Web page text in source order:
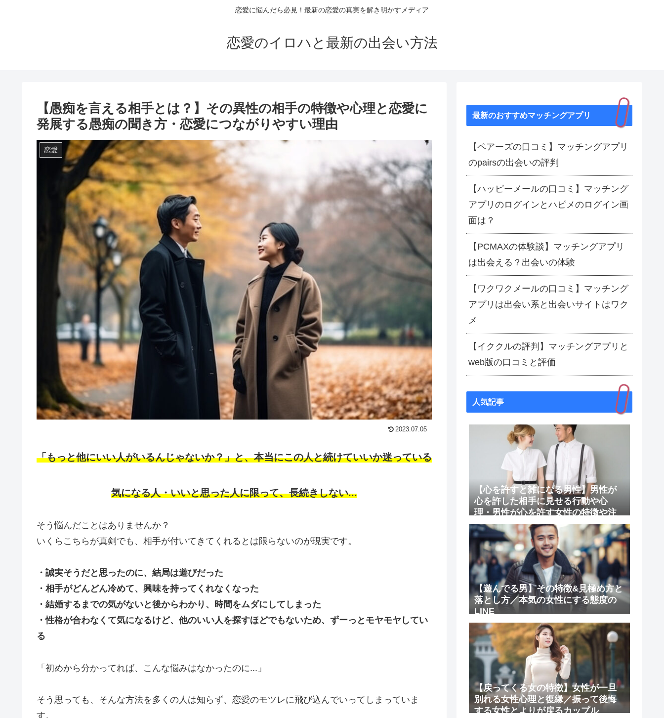
恋愛に悩んだら必見！最新の恋愛の真実を解き明かすメディア
恋愛のイロハと最新の出会い方法
【愚痴を言える相手とは？】その異性の相手の特徴や心理と恋愛に
発展する愚痴の聞き方・恋愛につながりやすい理由
恋愛
2023.07.05
最新のおすすめマッチングアプリ
【ペアーズの口コミ】マッチングアプリ
のpairsの出会いの評判
【ハッピーメールの口コミ】マッチング
アプリのログインとハピメのログイン画
面は？
【PCMAXの体験談】マッチングアプリ
は出会える？出会いの体験
【ワクワクメールの口コミ】マッチング
アプリは出会い系と出会いサイトはワク
メ
【イククルの評判】マッチングアプリと
web版の口コミと評価
人気記事
【心を許すと雑になる男性】男性が
心を許した相手に見せる行動や心
理・男性が心を許す女性の特徴や注
意点
【遊んでる男】その特徴&見極め方と
落とし方／本気の女性にする態度の
LINE
【戻ってくる女の特徴】女性が一旦
別れる女性心理と復縁／振って後悔
する女性とよりが戻るカップル